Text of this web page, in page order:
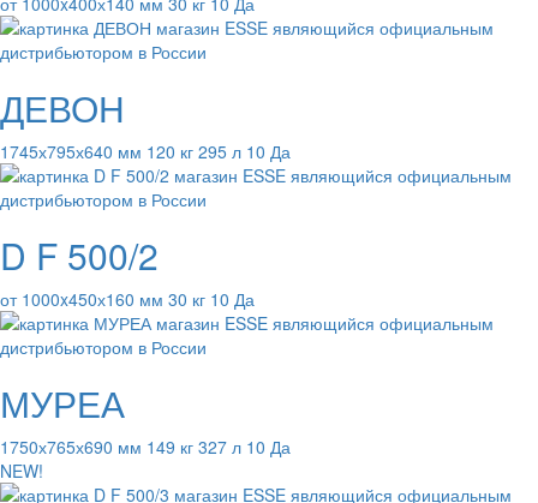
ДЕВОН
1745х795х640 мм 120 кг 295 л 10 Да
D F 500/2
от 1000x450х160 мм 30 кг 10 Да
МУРЕА
1750х765х690 мм 149 кг 327 л 10 Да
NEW!